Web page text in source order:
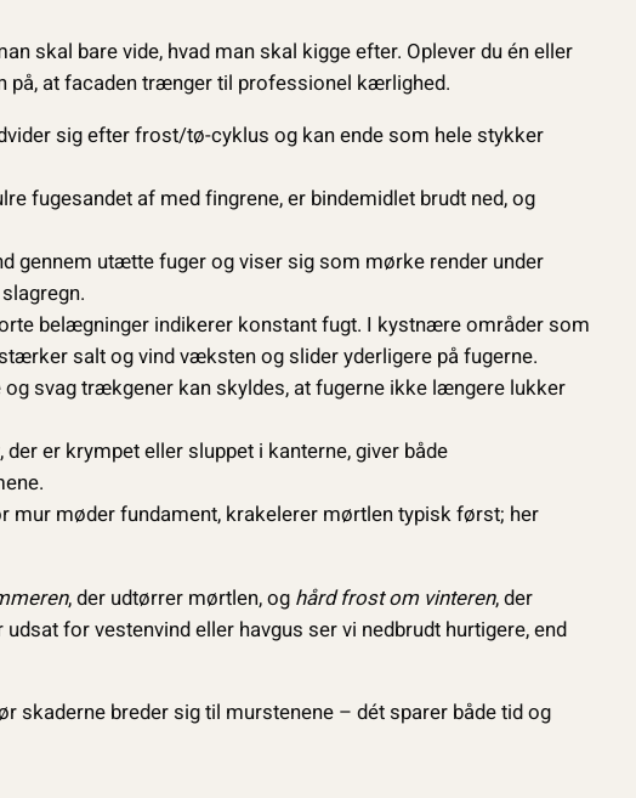
skal bare vide, hvad man skal kigge efter. Oplever du én eller
på, at facaden trænger til professionel kærlighed.
sig efter frost/tø-cyklus og kan ende som hele stykker
fugesandet af med fingrene, er bindemidlet brudt ned, og
gennem utætte fuger og viser sig som mørke render under
belægninger indikerer konstant fugt. I kystnære områder som
salt og vind væksten og slider yderligere på fugerne.
svag trækgener kan skyldes, at fugerne ikke længere lukker
er krympet eller sluppet i kanterne, giver både
mur møder fundament, krakelerer mørtlen typisk først; her
, der udtørrer mørtlen, og hård frost om vinteren, der
for vestenvind eller havgus ser vi nedbrudt hurtigere, end
skaderne breder sig til murstenene – dét sparer både tid og